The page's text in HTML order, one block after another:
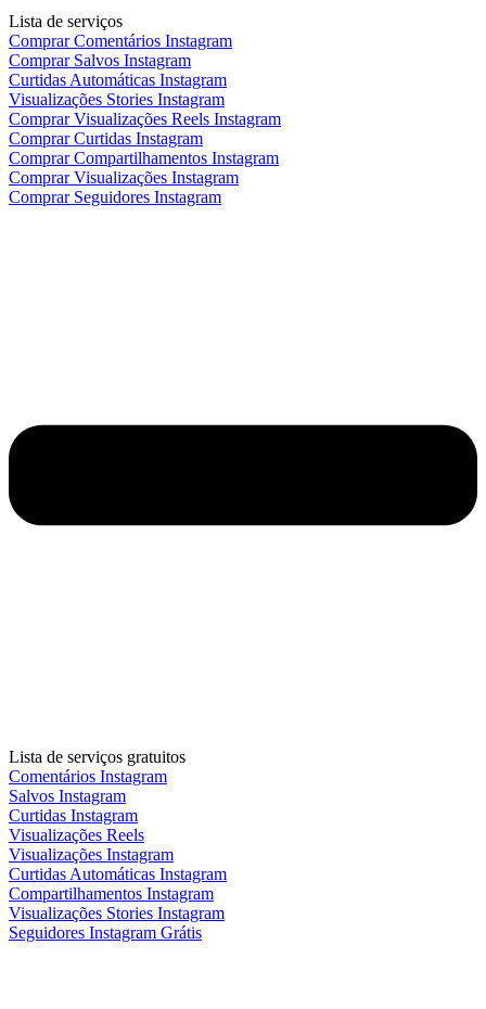
Lista de serviços
Comprar Comentários Instagram
Comprar Salvos Instagram
Curtidas Automáticas Instagram
Visualizações Stories Instagram
Comprar Visualizações Reels Instagram
Comprar Curtidas Instagram
Comprar Compartilhamentos Instagram
Comprar Visualizações Instagram
Comprar Seguidores Instagram
Lista de serviços gratuitos
Comentários Instagram
Salvos Instagram
Curtidas Instagram
Visualizações Reels
Visualizações Instagram
Curtidas Automáticas Instagram
Compartilhamentos Instagram
Visualizações Stories Instagram
Seguidores Instagram Grátis